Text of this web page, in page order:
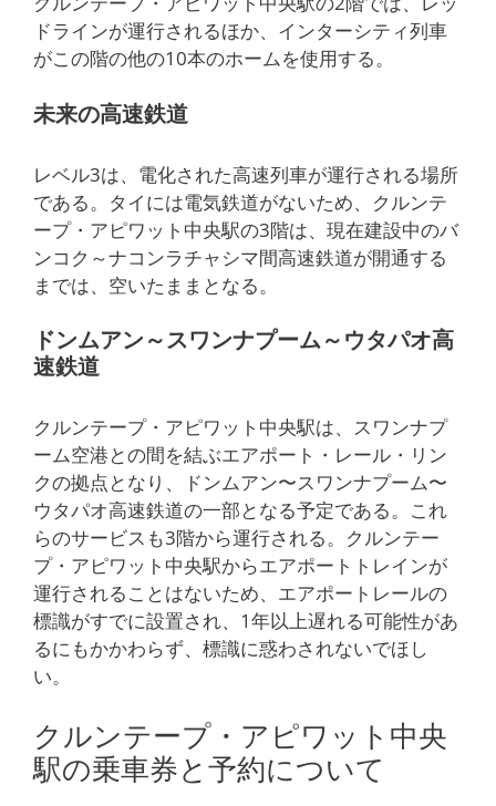
ドラインが運行されるほか、インターシティ列車
がこの階の他の10本のホームを使用する。
未来の高速鉄道
レベル3は、電化された高速列車が運行される場所
である。タイには電気鉄道がないため、クルンテ
ープ・アピワット中央駅の3階は、現在建設中のバ
ンコク～ナコンラチャシマ間高速鉄道が開通する
までは、空いたままとなる。
ドンムアン～スワンナプーム～ウタパオ高
速鉄道
クルンテープ・アピワット中央駅は、スワンナプ
ーム空港との間を結ぶエアポート・レール・リン
クの拠点となり、ドンムアン〜スワンナプーム〜
ウタパオ高速鉄道の一部となる予定である。これ
らのサービスも3階から運行される。クルンテー
プ・アピワット中央駅からエアポートトレインが
運行されることはないため、エアポートレールの
標識がすでに設置され、1年以上遅れる可能性があ
るにもかかわらず、標識に惑わされないでほし
い。
クルンテープ・アピワット中央
駅の乗車券と予約について